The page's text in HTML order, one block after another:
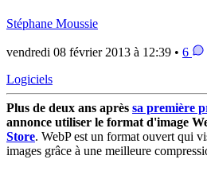
Stéphane Moussie
vendredi 08 février 2013 à 12:39 • 6
Logiciels
Plus de deux ans après sa première
annonce utiliser le format d'image
Store. WebP est un format ouvert qui
images grâce à une meilleure